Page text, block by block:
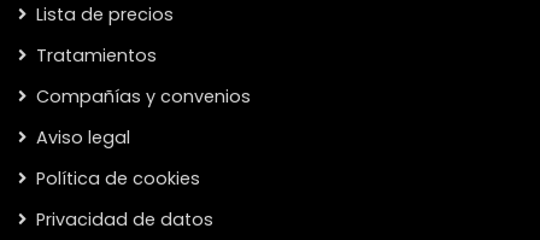
Lista de precios
Tratamientos
Compañías y convenios
Aviso legal
Política de cookies
Privacidad de datos